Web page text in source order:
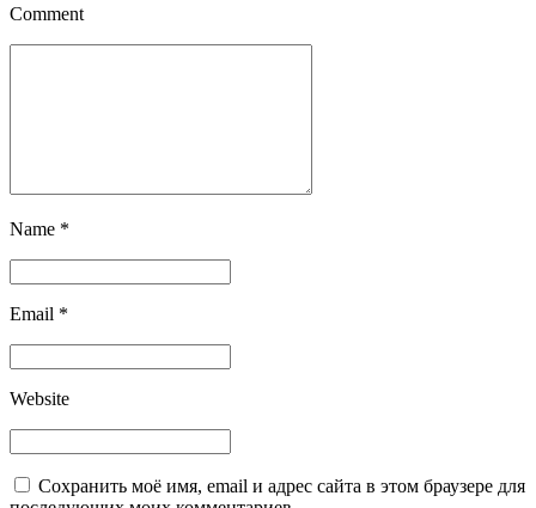
Comment
Name *
Email *
Website
Сохранить моё имя, email и адрес сайта в этом браузере для